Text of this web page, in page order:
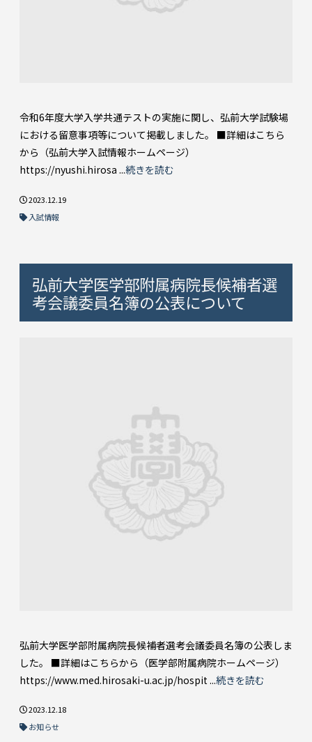
令和6年度大学入学共通テストの実施に関し、弘前大学試験場
における留意事項等について掲載しました。 ■詳細はこちら
から（弘前大学入試情報ホームページ）
https://nyushi.hirosa ...続きを読む
2023.12.19
入試情報
弘前大学医学部附属病院長候補者選
考会議委員名簿の公表について
弘前大学医学部附属病院長候補者選考会議委員名簿の公表しま
した。 ■詳細はこちらから（医学部附属病院ホームページ）
https://www.med.hirosaki-u.ac.jp/hospit ...続きを読む
2023.12.18
お知らせ